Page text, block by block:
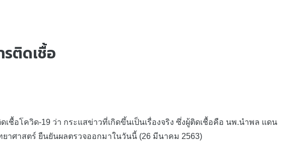
ติดเชื้อ
โควิด-19 ว่า กระแสข่าวที่เกิดขึ้นเป็นเรื่องจริง ซึ่งผู้ติดเชื้อคือ นพ.นำพล แดน
าศาสตร์ ยืนยันผลตรวจออกมาในวันนี้ (26 มีนาคม 2563)